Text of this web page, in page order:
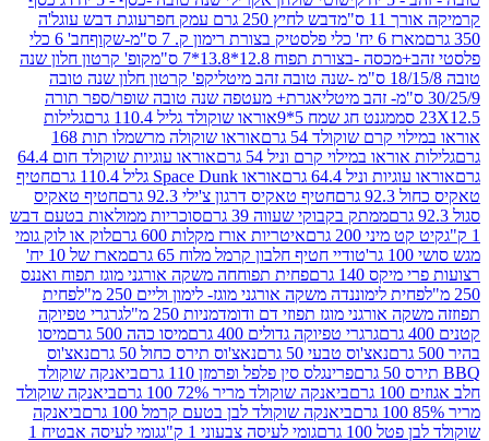
ס"מ
דבש לחיץ 250 גרם עמק חפר
עוגת דבש עוגל'ה
בצורת רימון ק. 7 ס"מ-שקוף
חב' 6 כלי
-בצורת תפוח 12.8*13.8*7 ס"מ
קופ' קרטון חלון שנה
קפ' קרטון חלון שנה טובה
אגרת+ מעטפה שנה טובה שופר/ספר תורה
מגנט חג שמח 5*9
אוראו שוקולד גליל 110.4 גרם
גלילות
קרם שוקולד 54 גרם
אוראו שוקולה מרשמלו תות 168
במילוי קרם וניל 54 גרם
אוראו עוגיות שוקולד חום 64.4
וניל 64.4 גרם
אוראו Space Dunk גליל 110.4 גרם
חטיף
חטיף טאקיס דרגון צ'ילי 92.3 גרם
חטיף טאקיס
ממתק בקבוקי שעווה 39 גרם
סוכריות ממולאות בטעם דבש
200 גרם
איטריות אורז מקלות 600 גרם
לוק או לוק גומי
טודיי חטיף חלבון קרמל מלוח 65 גרם
מארז של 10 יח'
140 גרם
פחית תפוחחה משקה אורגני מוגז תפוח ואננס
לימוננדה משקה אורגני מוגז- לימון וליים 250 מ"ל
פחית
מוגז תפוזי דם ודומדמניות 250 מ"ל
גרגרי טפיוקה
גרגרי טפיוקה גדולים 400 גרם
מיסו כהה 500 גרם
מיסו
נאצ'וס טבעי 50 גרם
נאצ'וס תירס כחול 50 גרם
נאצ'וס
פרינגלס סין פלפל ופרמזן 110 גרם
ביאנקה שוקולד
ביאנקה שוקולד מריר 72% 100 גרם
ביאנקה שוקולד
ביאנקה שוקולד לבן בטעם קרמל 100 גרם
ביאנקה
גרם
גומי לעיסה צבעוני 1 ק"ג גומי לעיסה אבטיח 1